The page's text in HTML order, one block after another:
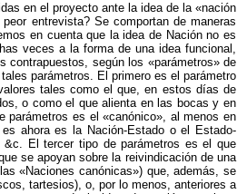
en el proyecto ante la idea de la «nación
entrevista? Se comportan de maneras
en cuenta que la idea de Nación no es
veces a la forma de una idea funcional,
según los «parámetros» de
parámetros. El primero es el parámetro
tales como el que, en estos días de
o como el que alienta en las bocas y en
parámetros es el «canónico», al menos en
ahora es la Nación-Estado o el Estado-
&c. El tercer tipo de parámetros es el que
se apoyan sobre la reivindicación de una
«Naciones canónicas») que, además, se
tartesios), o, por lo menos, anteriores a